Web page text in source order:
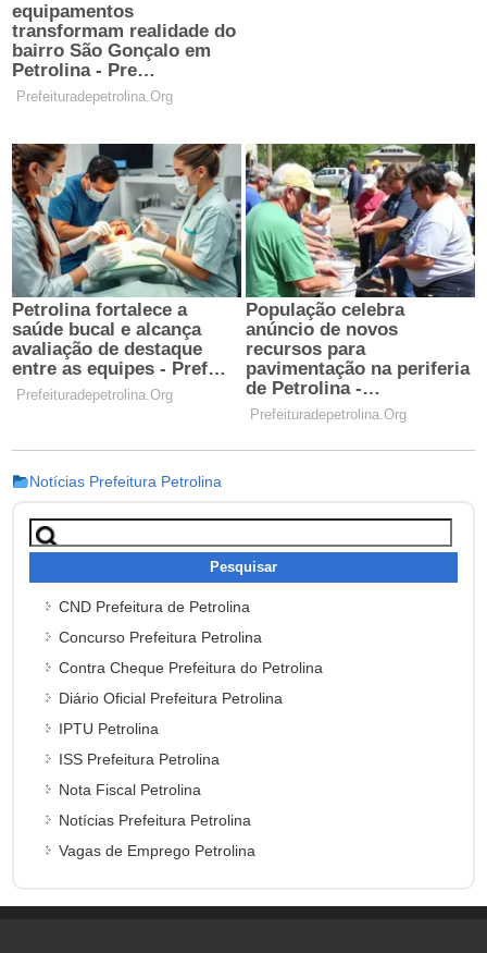
Notícias Prefeitura Petrolina
Pesquisar
por:
CND Prefeitura de Petrolina
Concurso Prefeitura Petrolina
Contra Cheque Prefeitura do Petrolina
Diário Oficial Prefeitura Petrolina
IPTU Petrolina
ISS Prefeitura Petrolina
Nota Fiscal Petrolina
Notícias Prefeitura Petrolina
Vagas de Emprego Petrolina